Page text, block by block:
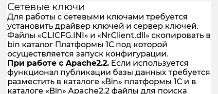
Сетевые ключи
Для работы с сетевыми ключами требуется
установить драйвер ключей и сервер ключей.
Файлы «CLICFG.INI» и «NrClient.dll» скопировать в
bin каталог Платформы 1С под которой
осуществляется запуск конфигурации.
При работе с Apache2.2. Если используется
функционал публикации базы данных требуется
разместить в каталоге «Bin» платформы 1С и в
каталоге «Bin» Apache2.2 файлы для поиска